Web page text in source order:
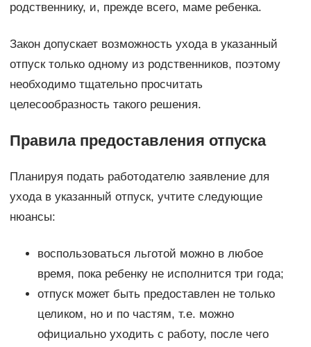
родственнику, и, прежде всего, маме ребенка.
Закон допускает возможность ухода в указанный
отпуск только одному из родственников, поэтому
необходимо тщательно просчитать
целесообразность такого решения.
Правила предоставления отпуска
Планируя подать работодателю заявление для
ухода в указанный отпуск, учтите следующие
нюансы:
воспользоваться льготой можно в любое
время, пока ребенку не исполнится три года;
отпуск может быть предоставлен не только
целиком, но и по частям, т.е. можно
официально уходить с работу, после чего